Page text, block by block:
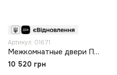
Артикул: 01671
Межкомнатные двери Папа Карло ML-1202
10 520 грн